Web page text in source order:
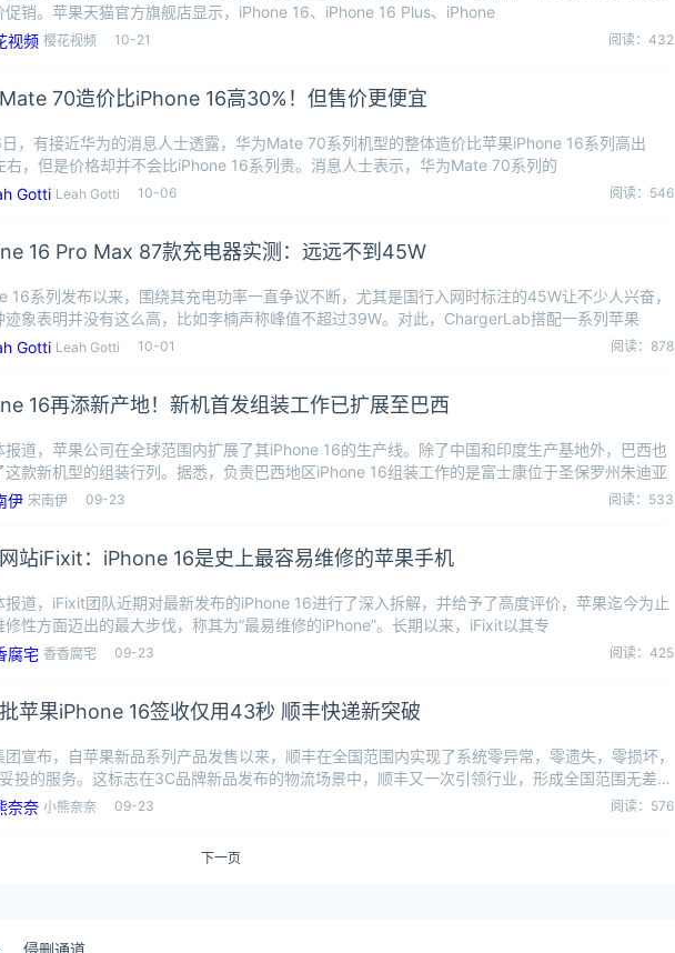
促销。苹果天猫官方旗舰店显示，iPhone 16、iPhone 16 Plus、iPhone
樱花视频 10-21 阅读：432
70造价比iPhone 16高30%！但售价更便宜
，有接近华为的消息人士透露，华为Mate 70系列机型的整体造价比苹果iPhone 16系列高出
右，但是价格却并不会比iPhone 16系列贵。消息人士表示，华为Mate 70系列的
Leah Gotti 10-06 阅读：546
16 Pro Max 87款充电器实测：远远不到45W
16系列发布以来，围绕其充电功率一直争议不断，尤其是国行入网时标注的45W让不少人兴奋，
迹象表明并没有这么高，比如李楠声称峰值不超过39W。对此，ChargerLab搭配一系列苹果
Leah Gotti 10-01 阅读：878
16再添新产地！新机首发组装工作已扩展至巴西
报道，苹果公司在全球范围内扩展了其iPhone 16的生产线。除了中国和印度生产基地外，巴西也
这款新机型的组装行列。据悉，负责巴西地区iPhone 16组装工作的是富士康位于圣保罗州朱迪亚
宋南伊 09-23 阅读：533
站iFixit：iPhone 16是史上最容易维修的苹果手机
报道，iFixit团队近期对最新发布的iPhone 16进行了深入拆解，并给予了高度评价，苹果迄今为止
修性方面迈出的最大步伐，称其为“最易维修的iPhone”。长期以来，iFixit以其专
香香腐宅 09-23 阅读：425
苹果iPhone 16签收仅用43秒 顺丰快递新突破
团宣布，自苹果新品系列产品发售以来，顺丰在全国范围内实现了系统零异常，零遗失，零损坏，
投的服务。这标志在3C品牌新品发布的物流场景中，顺丰又一次引领行业，形成全国范围无差别
力。据小熊奈奈 09-23 阅读：576
下一页
侵删通道